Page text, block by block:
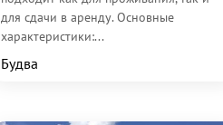
для сдачи в аренду. Основные
характеристики:...
Будва